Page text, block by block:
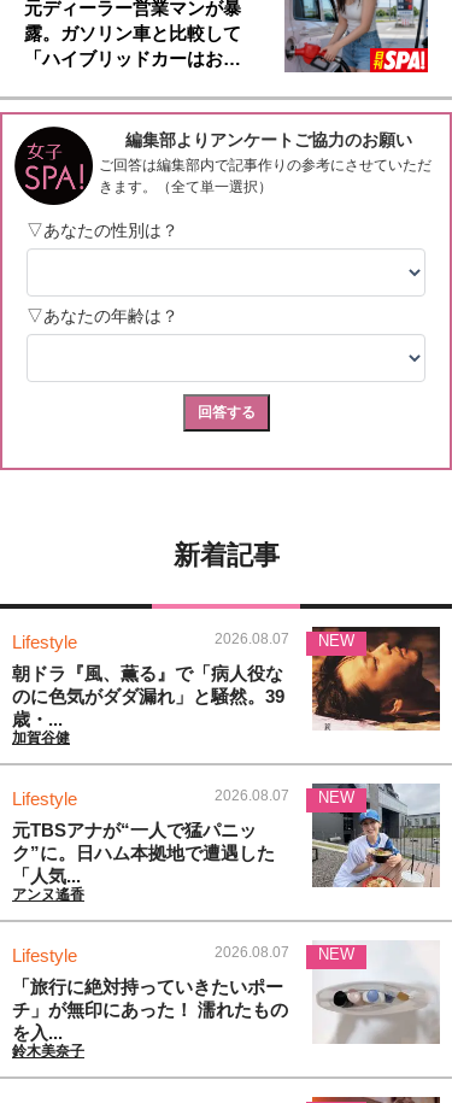
元ディーラー営業マンが暴
露。ガソリン車と比較して
「ハイブリッドカーはお…
新着記事
Lifestyle 2026.08.07
朝ドラ『風、薫る』で「病人役な
のに色気がダダ漏れ」と騒然。39
歳・...
加賀谷健
NEW
Lifestyle 2026.08.07
元TBSアナが“一人で猛パニッ
ク”に。日ハム本拠地で遭遇した
「人気...
アンヌ遙香
NEW
Lifestyle 2026.08.07
「旅行に絶対持っていきたいポー
チ」が無印にあった！ 濡れたもの
を入...
鈴木美奈子
NEW